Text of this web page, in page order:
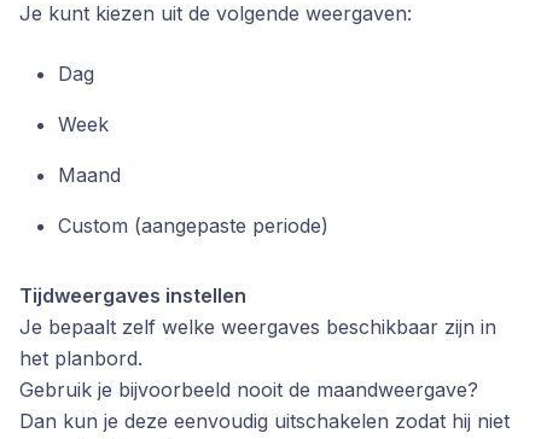
Je kunt kiezen uit de volgende weergaven:
Dag
Week
Maand
Custom (aangepaste periode)
Tijdweergaves instellen
Je bepaalt zelf welke weergaves beschikbaar zijn in
het planbord.
Gebruik je bijvoorbeeld nooit de maandweergave?
Dan kun je deze eenvoudig uitschakelen zodat hij niet